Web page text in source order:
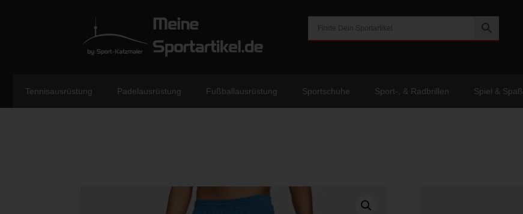
Tennisausrüstung Padelausrüstung Fußballausrüstung Sportschuhe Sport-, & Radbrillen Spiel & Spaß